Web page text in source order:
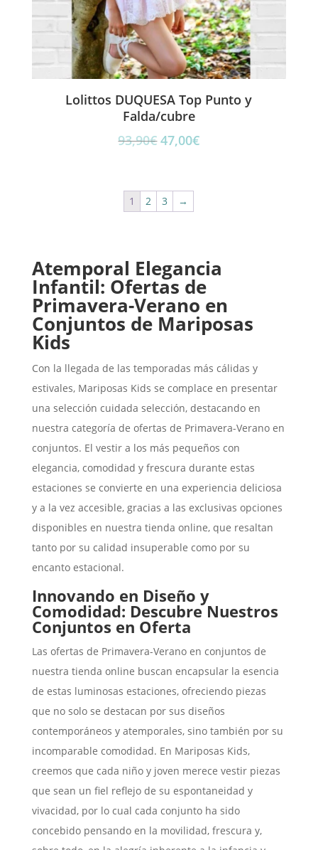
Lolittos DUQUESA Top Punto y
Falda/cubre
93,90€El
era:
93,90€.
47,00€El
1 2 3 →
Atemporal Elegancia
Infantil: Ofertas de
Primavera-Verano en
Conjuntos de Mariposas
Kids
Con la llegada de las temporadas más cálidas y
estivales, Mariposas Kids se complace en presentar
una selección cuidada selección, destacando en
nuestra categoría de ofertas de Primavera-Verano en
conjuntos. El vestir a los más pequeños con
elegancia, comodidad y frescura durante estas
estaciones se convierte en una experiencia deliciosa
y a la vez accesible, gracias a las exclusivas opciones
disponibles en nuestra tienda online, que resaltan
tanto por su calidad insuperable como por su
encanto estacional.
Innovando en Diseño y
Comodidad: Descubre Nuestros
Conjuntos en Oferta
Las ofertas de Primavera-Verano en conjuntos de
nuestra tienda online buscan encapsular la esencia
de estas luminosas estaciones, ofreciendo piezas
que no solo se destacan por sus diseños
contemporáneos y atemporales, sino también por su
incomparable comodidad. En Mariposas Kids,
creemos que cada niño y joven merece vestir piezas
que sean un fiel reflejo de su espontaneidad y
vivacidad, por lo cual cada conjunto ha sido
concebido pensando en la movilidad, frescura y,